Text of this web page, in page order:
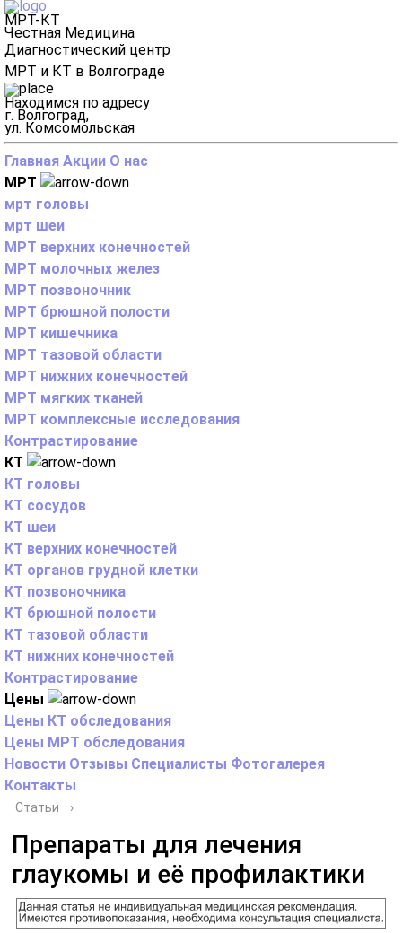
МРТ-КТ
Честная Медицина
Диагностический центр
МРТ и КТ в Волгограде
Находимся по адресу
г. Волгоград,
ул. Комсомольская
Главная Акции О нас
МРТ
мрт головы
мрт шеи
МРТ верхних конечностей
МРТ молочных желез
МРТ позвоночник
МРТ брюшной полости
МРТ кишечника
МРТ тазовой области
МРТ нижних конечностей
МРТ мягких тканей
МРТ комплексные исследования
Контрастирование
КТ
КТ головы
КТ сосудов
КТ шеи
КТ верхних конечностей
КТ органов грудной клетки
КТ позвоночника
КТ брюшной полости
КТ тазовой области
КТ нижних конечностей
Контрастирование
Цены
Цены КТ обследования
Цены МРТ обследования
Новости Отзывы Специалисты Фотогалерея
Контакты
Статьи ›
Препараты для лечения
глаукомы и её профилактики